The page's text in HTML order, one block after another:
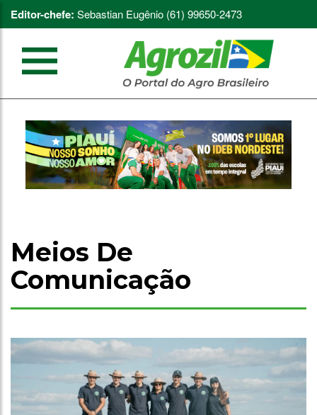
Editor-chefe: Sebastian Eugênio (61) 99650-2473
Meios De
Comunicação